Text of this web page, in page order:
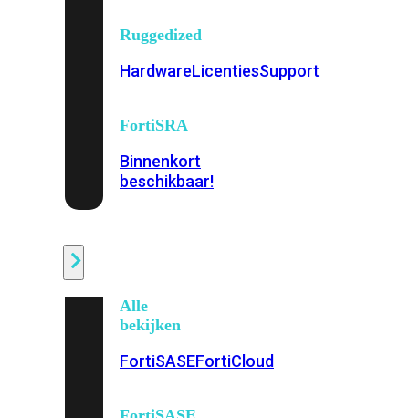
Ruggedized
HardwareLicentiesSupport
FortiSRA
Binnenkort
beschikbaar!
Alle
bekijken
FortiSASEFortiCloud